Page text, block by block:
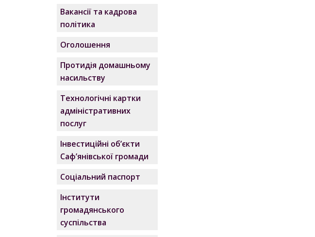
Вакансії та кадрова
політика
Оголошення
Протидія домашньому
насильству
Технологічні картки
адміністративних
послуг
Інвестиційні об’єкти
Саф’янівської громади
Соціальний паспорт
Інститути
громадянського
суспільства